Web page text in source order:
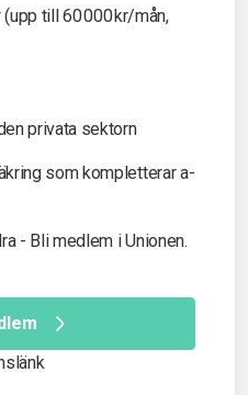
privata sektorn
som kompletterar a-
- Bli medlem i Unionen.